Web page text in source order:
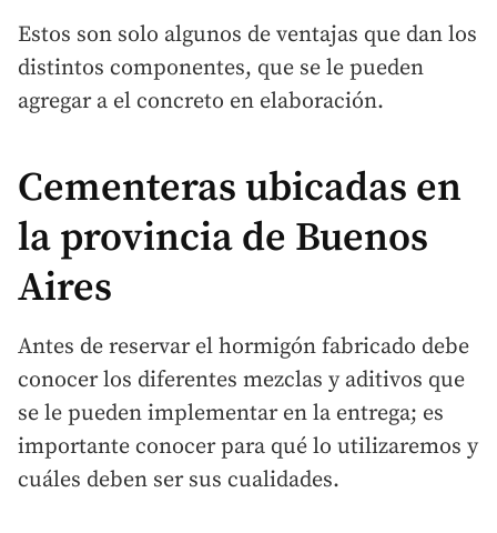
Estos son solo algunos de ventajas que dan los
distintos componentes, que se le pueden
agregar a el concreto en elaboración.
Cementeras ubicadas en
la provincia de Buenos
Aires
Antes de reservar el hormigón fabricado debe
conocer los diferentes mezclas y aditivos que
se le pueden implementar en la entrega; es
importante conocer para qué lo utilizaremos y
cuáles deben ser sus cualidades.